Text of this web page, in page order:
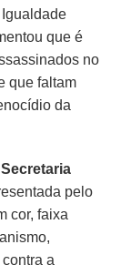
que é
no
que faltam
da
Secretaria
pelo
cor, faixa
a